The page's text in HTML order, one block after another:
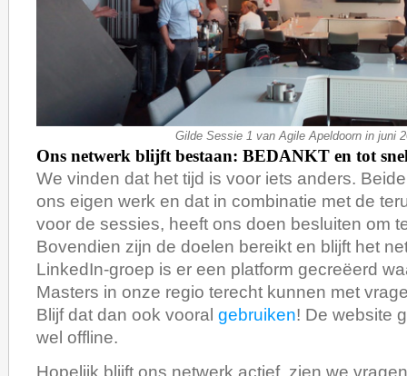
Gilde Sessie 1 van Agile Apeldoorn in juni
Ons netwerk blijft bestaan: BEDANKT en tot
We vinden dat het tijd is voor iets anders.
ons eigen werk en dat in combinatie met de
voor de sessies, heeft ons doen besluiten om
Bovendien zijn de doelen bereikt en blijft het
LinkedIn-groep is er een platform gecreëerd
Masters in onze regio terecht kunnen met
Blijf dat dan ook vooral gebruiken! De website
wel offline.
Hopelijk blijft ons netwerk actief, zien we